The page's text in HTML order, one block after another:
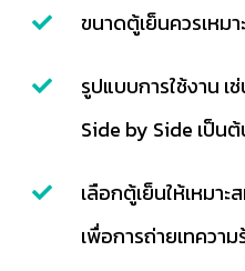
ขนาดตู้เย็นควรเหม
รูปแบบการใช้งาน เ
Side by Side เป็น
เลือกตู้เย็นให้เหมา
เพื่อการถ่ายเทควา